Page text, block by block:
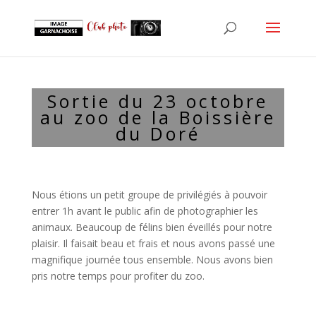
Sortie du 23 octobre
au zoo de la Boissière
du Doré
Nous étions un petit groupe de privilégiés à pouvoir
entrer 1h avant le public afin de photographier les
animaux. Beaucoup de félins bien éveillés pour notre
plaisir. Il faisait beau et frais et nous avons passé une
magnifique journée tous ensemble. Nous avons bien
pris notre temps pour profiter du zoo.